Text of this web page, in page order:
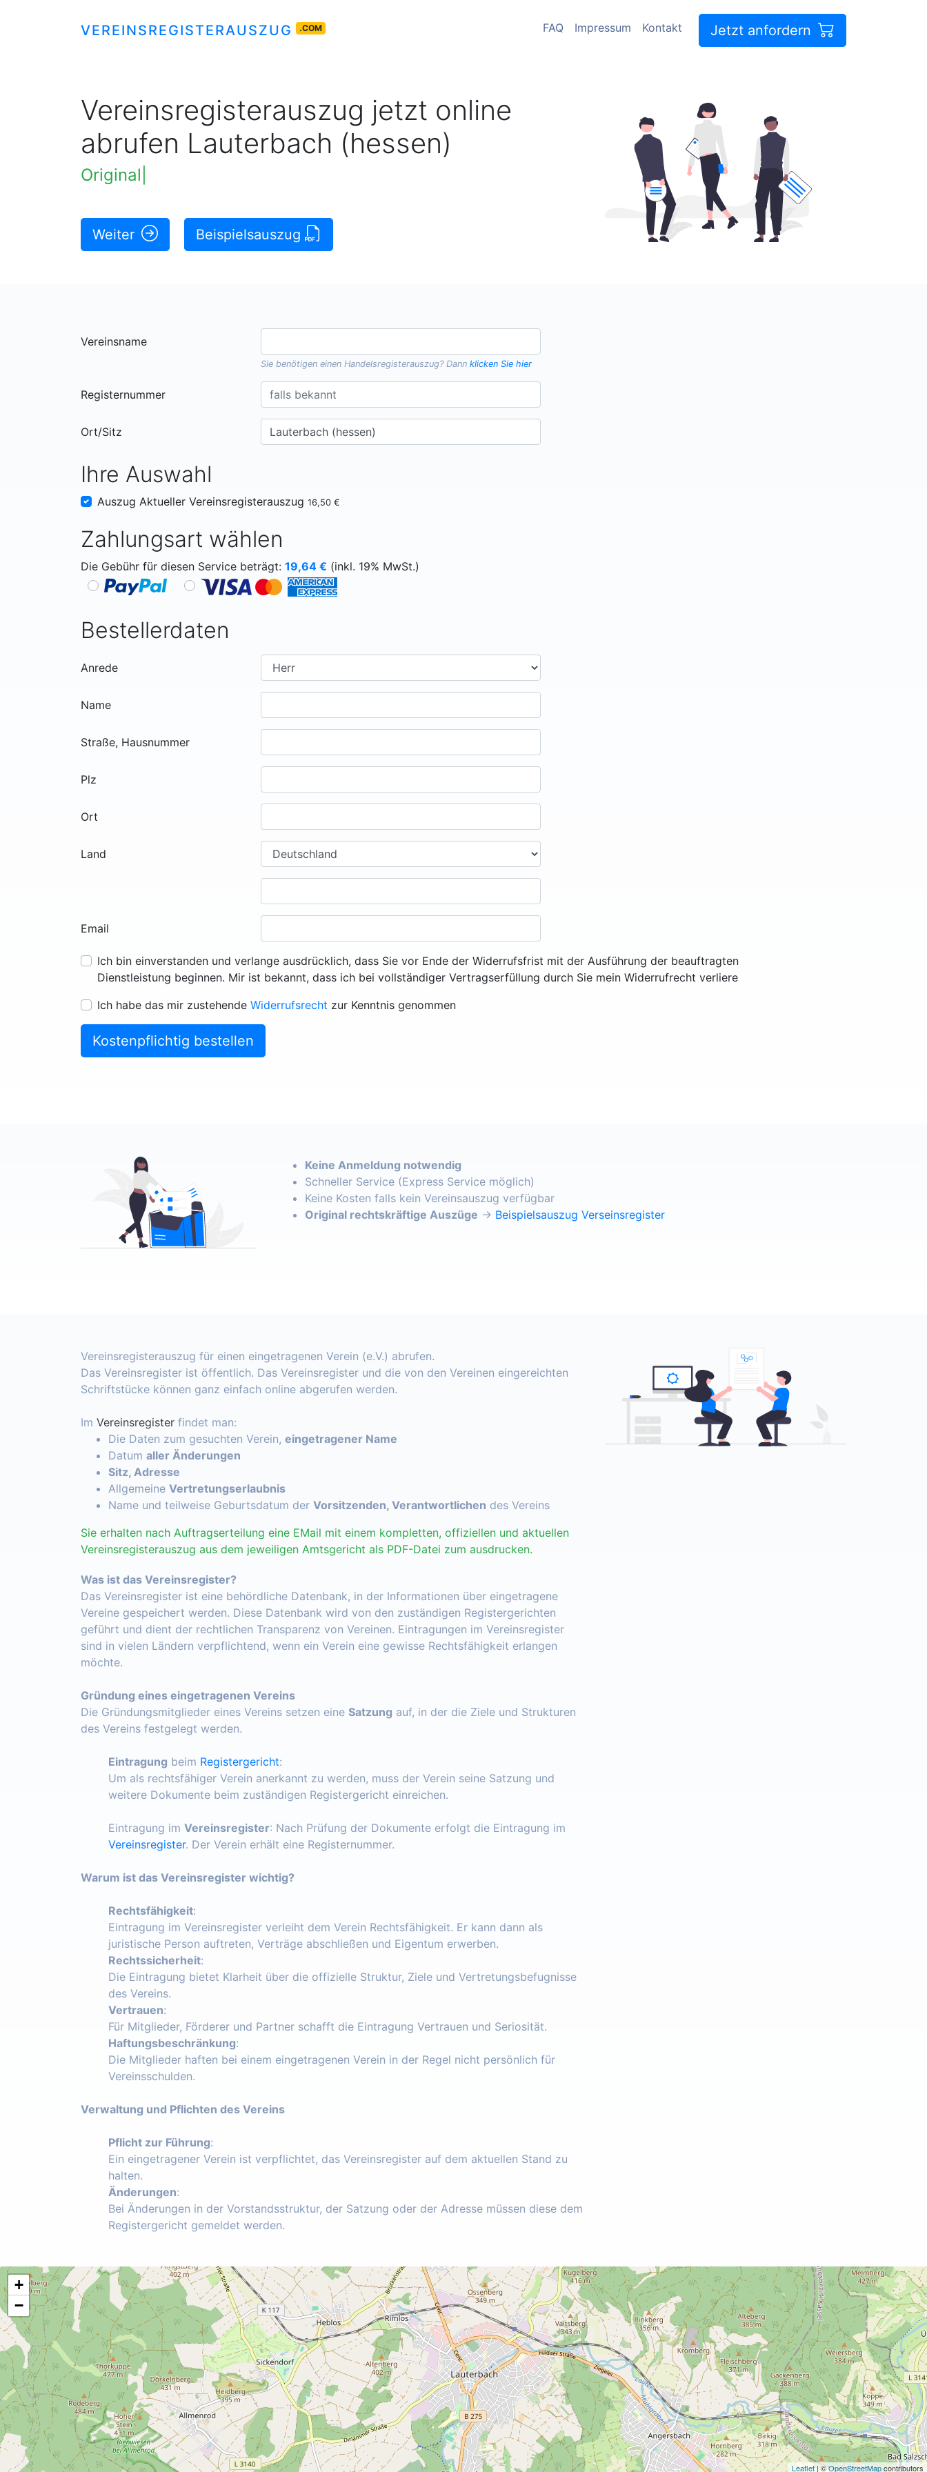
VEREINSREGISTERAUSZUG .COM FAQ Impressum Kontakt Jetzt anfordern
Vereinsregisterauszug jetzt online
abrufen Lauterbach (hessen)
Original rechtskräftige Auszüge
Weiter Beispielsauszug
Vereinsname
Sie benötigen einenHandelsregisterauszug? Dannklicken Sie hier
Registernummer
Ort/Sitz
Ihre Auswahl
Auszug Aktueller Vereinsregisterauszug 16,50 €
Zahlungsart wählen
Die Gebühr für diesen Service beträgt: 19,64 € (inkl. 19% MwSt.)
Bestellerdaten
Anrede
Name
Straße, Hausnummer
Plz
Ort
Land
Email
Ich bin einverstanden und verlange ausdrücklich, dass Sie vor Ende der Widerrufsfrist mit der Ausführung der beauftragten
Dienstleistung beginnen. Mir ist bekannt, dass ich bei vollständiger Vertragserfüllung durch Sie mein Widerrufrecht verliere
Ich habe das mir zustehende Widerrufsrecht zur Kenntnis genommen
Kostenpflichtig bestellen
Keine Anmeldung notwendig
Schneller Service (Express Service möglich)
Keine Kosten falls kein Vereinsauszug verfügbar
Original rechtskräftige Auszüge → Beispielsauszug Verseinsregister
Vereinsregisterauszug für einen eingetragenen Verein (e.V.) abrufen.
Das Vereinsregister ist öffentlich. Das Vereinsregister und die von den Vereinen eingereichten
Schriftstücke können ganz einfach online abgerufen werden.
Im Vereinsregister findet man:
Die Daten zum gesuchten Verein, eingetragener Name
Datum aller Änderungen
Sitz, Adresse
Allgemeine Vertretungserlaubnis
Name und teilweise Geburtsdatum der Vorsitzenden, Verantwortlichen des Vereins
Sie erhalten nach Auftragserteilung eine EMail mit einem kompletten, offiziellen und aktuellen
Vereinsregisterauszug aus dem jeweiligen Amtsgericht als PDF-Datei zum ausdrucken.
Was ist das Vereinsregister?
Das Vereinsregister ist eine behördliche Datenbank, in der Informationen über eingetragene
Vereine gespeichert werden. Diese Datenbank wird von den zuständigen Registergerichten
geführt und dient der rechtlichen Transparenz von Vereinen. Eintragungen im Vereinsregister
sind in vielen Ländern verpflichtend, wenn ein Verein eine gewisse Rechtsfähigkeit erlangen
möchte.
Gründung eines eingetragenen Vereins
Die Gründungsmitglieder eines Vereins setzen eine Satzung auf, in der die Ziele und Strukturen
des Vereins festgelegt werden.
Eintragung beim Registergericht:
Um als rechtsfähiger Verein anerkannt zu werden, muss der Verein seine Satzung und
weitere Dokumente beim zuständigen Registergericht einreichen.
Eintragung im Vereinsregister: Nach Prüfung der Dokumente erfolgt die Eintragung im
Vereinsregister. Der Verein erhält eine Registernummer.
Warum ist das Vereinsregister wichtig?
Rechtsfähigkeit:
Eintragung im Vereinsregister verleiht dem Verein Rechtsfähigkeit. Er kann dann als
juristische Person auftreten, Verträge abschließen und Eigentum erwerben.
Rechtssicherheit:
Die Eintragung bietet Klarheit über die offizielle Struktur, Ziele und Vertretungsbefugnisse
des Vereins.
Vertrauen:
Für Mitglieder, Förderer und Partner schafft die Eintragung Vertrauen und Seriosität.
Haftungsbeschränkung:
Die Mitglieder haften bei einem eingetragenen Verein in der Regel nicht persönlich für
Vereinsschulden.
Verwaltung und Pflichten des Vereins
Pflicht zur Führung:
Ein eingetragener Verein ist verpflichtet, das Vereinsregister auf dem aktuellen Stand zu
halten.
Änderungen:
Bei Änderungen in der Vorstandsstruktur, der Satzung oder der Adresse müssen diese dem
Registergericht gemeldet werden.
+
−
Leaflet| ©OpenStreetMapcontributors